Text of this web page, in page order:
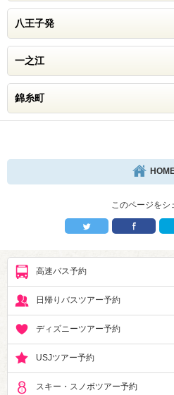
八王子発
一之江
錦糸町
このページをシ
高速バス予約
日帰りバスツアー予約
ディズニーツアー予約
USJツアー予約
スキー・スノボツアー予約